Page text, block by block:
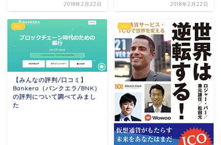
2018年2月22日 2018年2月22日
ICO
【みんなの評判/口コミ】
Bankera（バンクエラ/BNK）
の評判について調べてみまし
た
ICO